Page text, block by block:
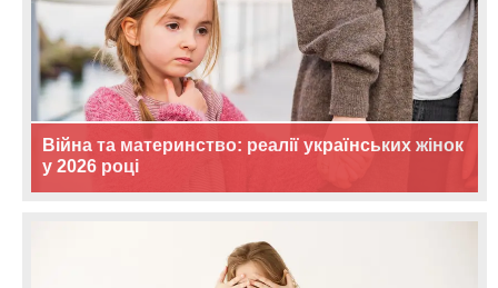
Війна та материнство: реалії українських жінок
у 2026 році